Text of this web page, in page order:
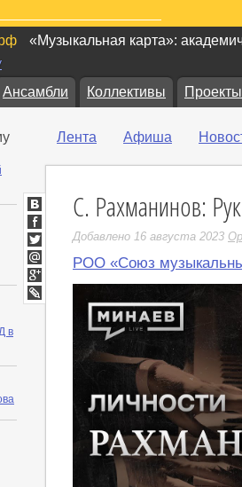
«Музыкальная карта»:
Ансамбли Коллективы Проекты
в
Лента Афиша
С. Рахманинов:
Добавлено 16 августа 2023
РОО «Союз
ВКонтакте
Facebook
Twitter
Мой
Мир
Google+
LiveJournal